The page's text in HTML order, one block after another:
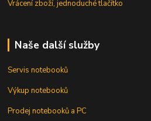
Vrácení zboží, jednoduché tlačítko
Naše další služby
Servis notebooků
Výkup notebooků
Prodej notebooků a PC